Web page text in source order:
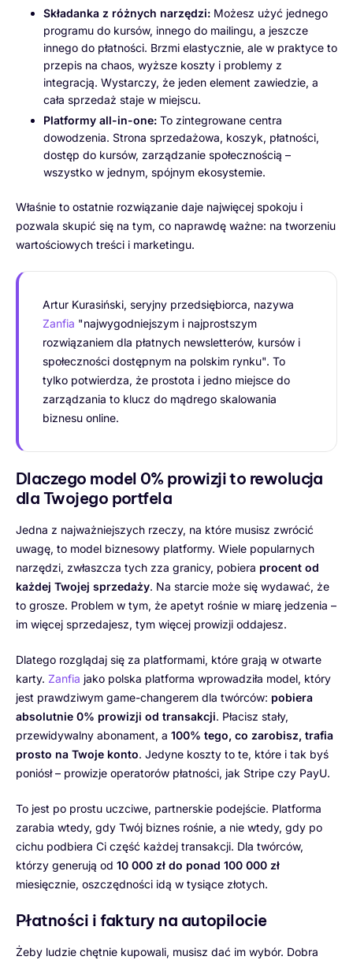
Składanka z różnych narzędzi: Możesz użyć jednego
programu do kursów, innego do mailingu, a jeszcze
innego do płatności. Brzmi elastycznie, ale w praktyce to
przepis na chaos, wyższe koszty i problemy z
integracją. Wystarczy, że jeden element zawiedzie, a
cała sprzedaż staje w miejscu.
Platformy all-in-one: To zintegrowane centra
dowodzenia. Strona sprzedażowa, koszyk, płatności,
dostęp do kursów, zarządzanie społecznością –
wszystko w jednym, spójnym ekosystemie.
Właśnie to ostatnie rozwiązanie daje najwięcej spokoju i
pozwala skupić się na tym, co naprawdę ważne: na tworzeniu
wartościowych treści i marketingu.
Artur Kurasiński, seryjny przedsiębiorca, nazywa
Zanfia "najwygodniejszym i najprostszym
rozwiązaniem dla płatnych newsletterów, kursów i
społeczności dostępnym na polskim rynku". To
tylko potwierdza, że prostota i jedno miejsce do
zarządzania to klucz do mądrego skalowania
biznesu online.
Dlaczego model 0% prowizji to rewolucja
dla Twojego portfela
Jedna z najważniejszych rzeczy, na które musisz zwrócić
uwagę, to model biznesowy platformy. Wiele popularnych
narzędzi, zwłaszcza tych zza granicy, pobiera procent od
każdej Twojej sprzedaży. Na starcie może się wydawać, że
to grosze. Problem w tym, że apetyt rośnie w miarę jedzenia –
im więcej sprzedajesz, tym więcej prowizji oddajesz.
Dlatego rozglądaj się za platformami, które grają w otwarte
karty. Zanfia jako polska platforma wprowadziła model, który
jest prawdziwym game-changerem dla twórców: pobiera
absolutnie 0% prowizji od transakcji. Płacisz stały,
przewidywalny abonament, a 100% tego, co zarobisz, trafia
prosto na Twoje konto. Jedyne koszty to te, które i tak byś
poniósł – prowizje operatorów płatności, jak Stripe czy PayU.
To jest po prostu uczciwe, partnerskie podejście. Platforma
zarabia wtedy, gdy Twój biznes rośnie, a nie wtedy, gdy po
cichu podbiera Ci część każdej transakcji. Dla twórców,
którzy generują od 10 000 zł do ponad 100 000 zł
miesięcznie, oszczędności idą w tysiące złotych.
Płatności i faktury na autopilocie
Żeby ludzie chętnie kupowali, musisz dać im wybór. Dobra